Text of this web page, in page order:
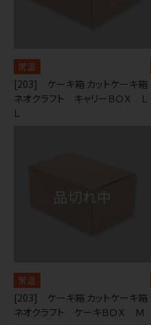
常温
[203] ケーキ箱 カットケーキ箱
ネオクラフト キャリーＢＯＸ Ｌ
Ｌ
常温
[203] ケーキ箱 カットケーキ箱
ネオクラフト ケーキＢＯＸ Ｍ